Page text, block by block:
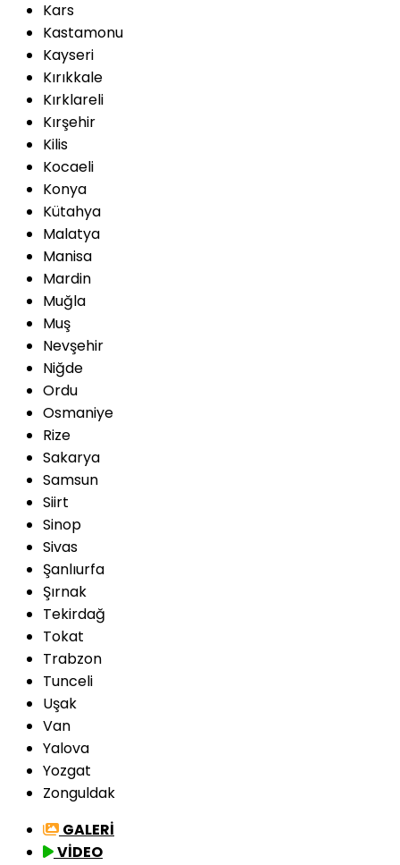
Kars
Kastamonu
Kayseri
Kırıkkale
Kırklareli
Kırşehir
Kilis
Kocaeli
Konya
Kütahya
Malatya
Manisa
Mardin
Muğla
Muş
Nevşehir
Niğde
Ordu
Osmaniye
Rize
Sakarya
Samsun
Siirt
Sinop
Sivas
Şanlıurfa
Şırnak
Tekirdağ
Tokat
Trabzon
Tunceli
Uşak
Van
Yalova
Yozgat
Zonguldak
GALERİ
VİDEO